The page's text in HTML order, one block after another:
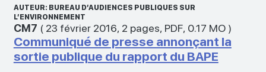
AUTEUR: BUREAU D’AUDIENCES PUBLIQUES SUR
L’ENVIRONNEMENT
CM7 ( 23 février 2016, 2 pages, PDF, 0.17 MO)
Communiqué de presse annonçant la
sortie publique du rapport du BAPE